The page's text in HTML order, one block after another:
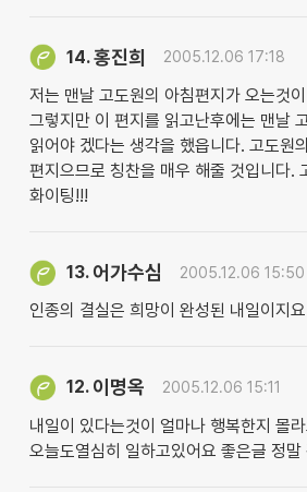
14.홍진희 2005.12.06 17:18
저는 맨날 고도원의 아침편지가 오는것
그렇지만 이 편지를 읽고난후에는 맨날
읽어야 겠다는 생각을 했읍니다. 고도원
편지으므로 칭찬을 매우 해줄 것입니다.
화이팅!!!
13. 어가수심 2005.12.06 15:50
인종의 결실은 희망이 완성된 내일이지
12. 이명옥 2005.12.06 15:11
내일이 있다는것이 얼마나 행복한지 몰
오늘도열심히 일하고있어요 좋은글 정말